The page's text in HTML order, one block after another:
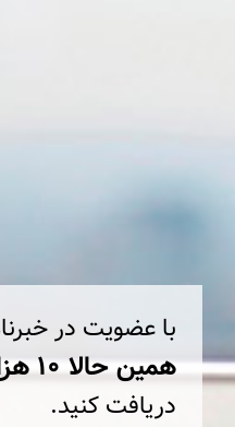
با عضویت در
همین حالا ۱۰ هزار تومان کد‌تخفیف خرید آنلاین
دریافت کنید.